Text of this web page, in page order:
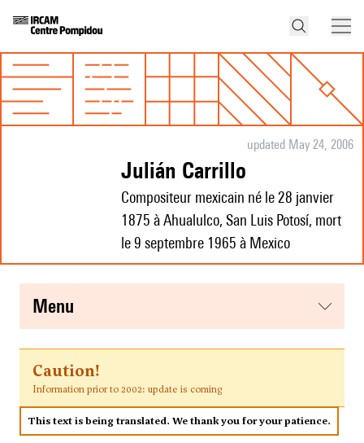
updated May 24, 2006
Julián Carrillo
Compositeur mexicain né le 28 janvier
1875 à Ahualulco, San Luis Potosí, mort
le 9 septembre 1965 à Mexico
menu
Caution!
Information prior to 2002: update is coming
This text is being translated. We thank you for your patience.